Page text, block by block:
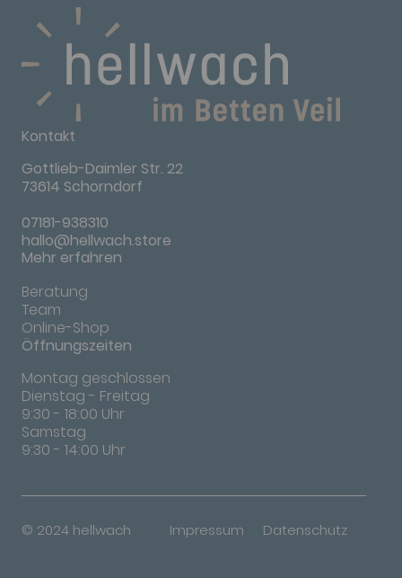
Kontakt
Gottlieb-Daimler Str. 22
73614 Schorndorf
07181-938310
hallo@hellwach.store
Mehr erfahren
Beratung
Team
Online-Shop
Öffnungszeiten
Montag geschlossen
Dienstag - Freitag
9:30 - 18:00 Uhr
Samstag
9:30 - 14:00 Uhr
© 2024 hellwach Impressum Datenschutz